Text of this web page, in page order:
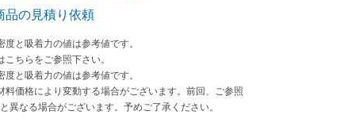
品の見積り依頼
度と吸着力の値は参考値です。
ちらをご参照下さい。
度と吸着力の値は参考値です。
料価格により変動する場合がございます。前回、ご参照
異なる場合がございます。予めご了承ください。